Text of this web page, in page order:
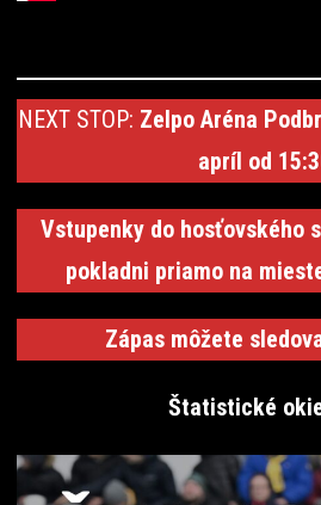
NEXT STOP: Zelpo Aréna
apríl od
Vstupenky do hosťovského
pokladni priamo na
Zápas môžete
Štatistické